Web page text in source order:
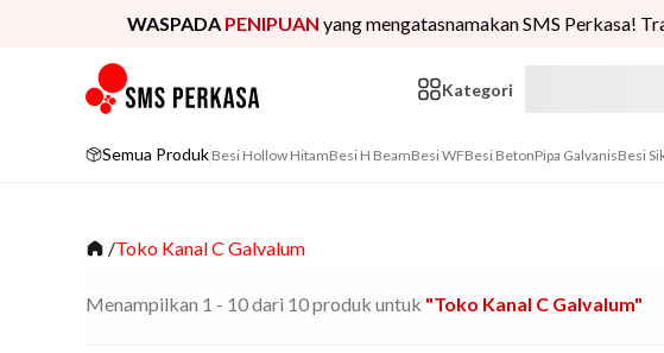
WASPADA PENIPUAN yang mengatasnamakan SMS Perkasa!
Kategori
Semua Produk Besi Hollow HitamBesi H BeamBesi WFBesi BetonPipa GalvanisBesi
/Toko Kanal C Galvalum
Menampilkan 1 - 10dari 10produk untuk "toko Kanal C Galvalum"